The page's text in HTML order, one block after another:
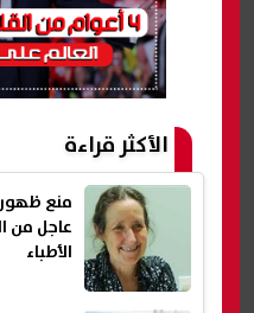
الأكثر قراءة
منع ظهور
عاجل من
الأطباء